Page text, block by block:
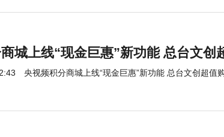
城上线“现金巨惠”新功能 总台文创
央视频积分商城上线“现金巨惠”新功能 总台文创超值